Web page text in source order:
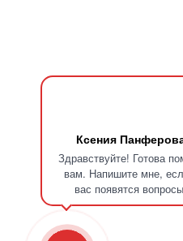
Ксения
Здравствуйте! Готова
вам. Напишите мне,
вас появятся